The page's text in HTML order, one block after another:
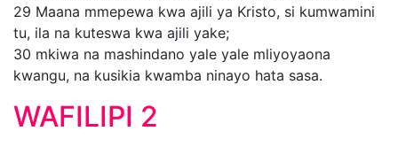
29 Maana mmepewa kwa ajili ya Kristo, si kumwamini
tu, ila na kuteswa kwa ajili yake;
30 mkiwa na mashindano yale yale mliyoyaona
kwangu, na kusikia kwamba ninayo hata sasa.
WAFILIPI 2